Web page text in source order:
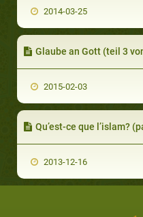
2014-03-25
Glaube an Gott (teil 3
2015-02-03
Qu’est-ce que l’islam? (partie 3
2013-12-16